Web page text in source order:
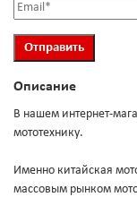
Описание
В нашем интернет-
мототехнику.
Именно китайская
массовым рынком